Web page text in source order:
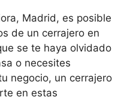
Madrid, es posible
de un cerrajero en
se te haya olvidado
o necesites
negocio, un cerrajero
en estas